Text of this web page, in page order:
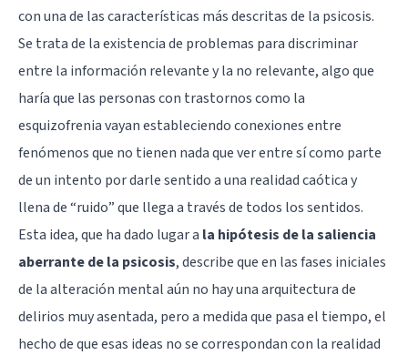
con una de las características más descritas de la psicosis.
Se trata de la existencia de problemas para discriminar
entre la información relevante y la no relevante, algo que
haría que las personas con trastornos como la
esquizofrenia vayan estableciendo conexiones entre
fenómenos que no tienen nada que ver entre sí como parte
de un intento por darle sentido a una realidad caótica y
llena de “ruido” que llega a través de todos los sentidos.
Esta idea, que ha dado lugar a la hipótesis de la saliencia
aberrantede la psicosis, describe que en las fases iniciales
de la alteración mental aún no hay una arquitectura de
delirios muy asentada, pero a medida que pasa el tiempo, el
hecho de que esas ideas no se correspondan con la realidad